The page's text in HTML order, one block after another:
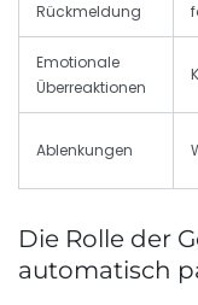
Rückmeldung
Emotionale
Überreaktionen
Ablenkungen
Die Rolle der
automatisch